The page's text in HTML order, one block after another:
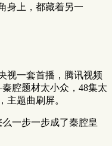
身上，都藏着另一
视一套首播，腾讯视频
腔题材太小众，48集太
，主题曲刷屏。
一步一步成了秦腔皇